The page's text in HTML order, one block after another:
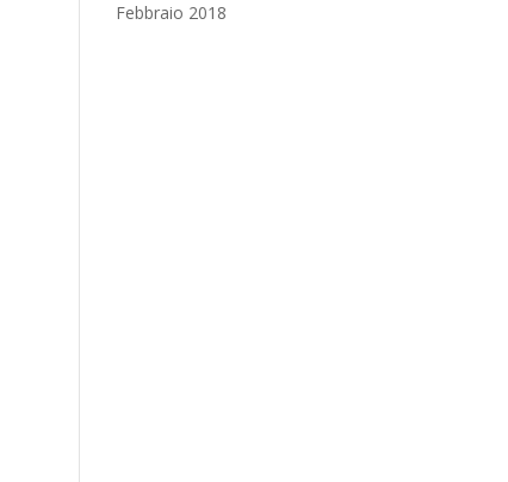
Febbraio 2018